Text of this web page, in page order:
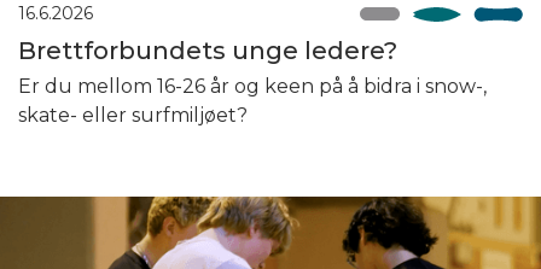
16.6.2026
Brettforbundets unge ledere?
Er du mellom 16-26 år og keen på å bidra i snow-,
skate- eller surfmiljøet?